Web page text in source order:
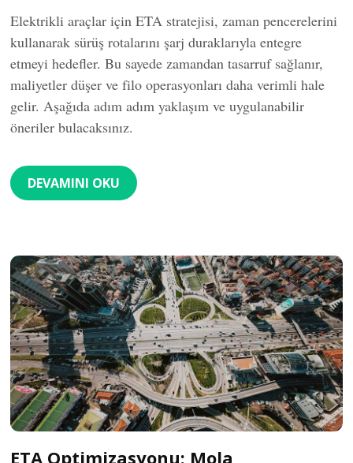
Elektrikli araçlar için ETA stratejisi, zaman pencerelerini
kullanarak sürüş rotalarını şarj duraklarıyla entegre
etmeyi hedefler. Bu sayede zamandan tasarruf sağlanır,
maliyetler düşer ve filo operasyonları daha verimli hale
gelir. Aşağıda adım adım yaklaşım ve uygulanabilir
öneriler bulacaksınız.
DEVAMINI OKU
ETA Optimizasyonu: Mola